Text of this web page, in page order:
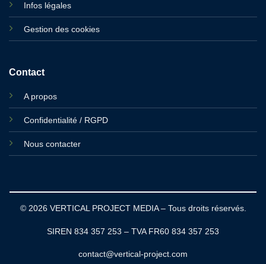
Infos légales
Gestion des cookies
Contact
A propos
Confidentialité / RGPD
Nous contacter
© 2026 VERTICAL PROJECT MEDIA – Tous droits réservés.
SIREN 834 357 253 – TVA FR60 834 357 253
contact@vertical-project.com